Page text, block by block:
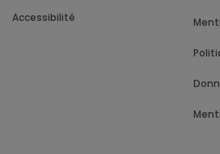
Accessibilité